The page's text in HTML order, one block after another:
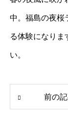
中。福島の夜桜
る体験になりま
い。
前の